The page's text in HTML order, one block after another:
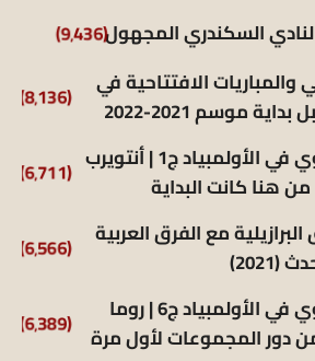
السكندري المجهول(9٬436)
والمباريات الافتتاحية في
موسم 2021-2022
(8٬136)
تاريخ مصر الكروي في الأولمبياد ج1 | أنتويرب (6٬711)
مع الفرق العربية
(6٬566)
تاريخ مصر الكروي في الأولمبياد ج6 | روما
(6٬389)